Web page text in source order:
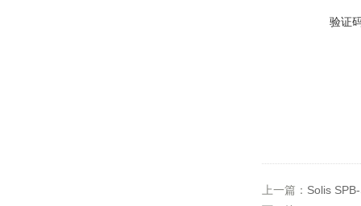
验证
上一篇： Solis